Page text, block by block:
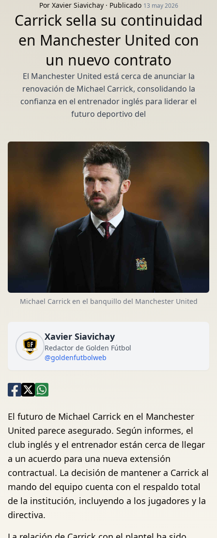
Por Xavier Siavichay· Publicado 13 may 2026
Carrick sella su continuidad
en Manchester United con
un nuevo contrato
El Manchester United está cerca de anunciar la
renovación de Michael Carrick, consolidando la
confianza en el entrenador inglés para liderar el
futuro deportivo del
Michael Carrick en el banquillo del Manchester United
Xavier Siavichay
Redactor de Golden Fútbol
@goldenfutbolweb
El futuro de Michael Carrick en el Manchester
United parece asegurado. Según informes, el
club inglés y el entrenador están cerca de llegar
a un acuerdo para una nueva extensión
contractual. La decisión de mantener a Carrick al
mando del equipo cuenta con el respaldo total
de la institución, incluyendo a los jugadores y la
directiva.